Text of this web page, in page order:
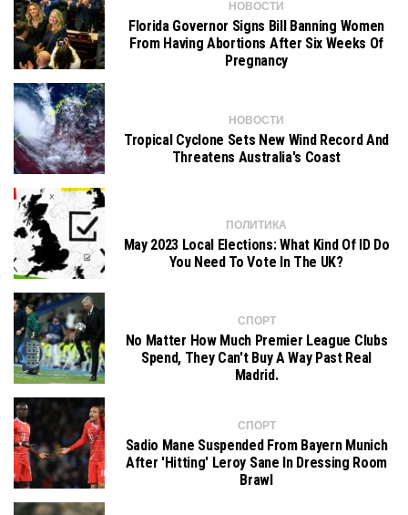
НОВОСТИ
Florida Governor Signs Bill Banning Women
From Having Abortions After Six Weeks Of
Pregnancy
НОВОСТИ
Tropical Cyclone Sets New Wind Record And
Threatens Australia's Coast
ПОЛИТИКА
May 2023 Local Elections: What Kind Of ID Do
You Need To Vote In The UK?
СПОРТ
No Matter How Much Premier League Clubs
Spend, They Can't Buy A Way Past Real
Madrid.
СПОРТ
Sadio Mane Suspended From Bayern Munich
After 'hitting' Leroy Sane In Dressing Room
Brawl